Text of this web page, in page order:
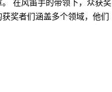
在风笛手的带领下，众获奖
奖者们涵盖多个领域，他们